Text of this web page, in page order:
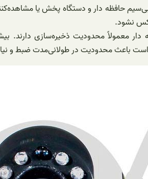
بی‌سیم حافظه دار و دستگاه پخش یا
نشود.
معمولاً محدودیت ذخیره‌سازی دارند.
باعث محدودیت در طولانی‌مدت ضبط و